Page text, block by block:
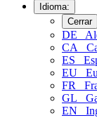
Idioma:
Cerrar
DE
CA
ES
EU
FR
GL
EN